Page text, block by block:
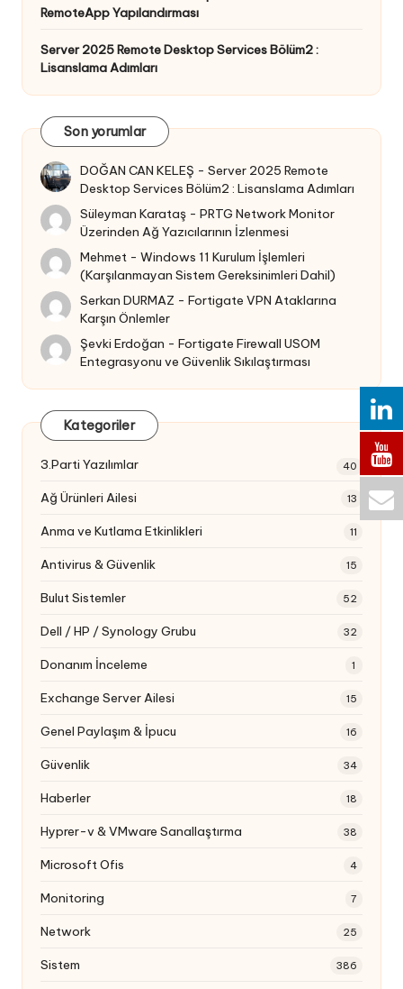
RemoteApp Yapılandırması
Server 2025 Remote Desktop Services Bölüm2 :
Lisanslama Adımları
Son yorumlar
DOĞAN CAN KELEŞ -Server 2025 Remote
Desktop Services Bölüm2 : Lisanslama Adımları
Süleyman Karataş -PRTG Network Monitor
Üzerinden Ağ Yazıcılarının İzlenmesi
Mehmet -Windows 11 Kurulum İşlemleri
(Karşılanmayan Sistem Gereksinimleri Dahil)
Serkan DURMAZ -Fortigate VPN Ataklarına
Karşın Önlemler
Şevki Erdoğan -Fortigate Firewall USOM
Entegrasyonu ve Güvenlik Sıkılaştırması
Kategoriler
3.Parti Yazılımlar 40
Ağ Ürünleri Ailesi 13
Anma ve Kutlama Etkinlikleri 11
Antivirus & Güvenlik 15
Bulut Sistemler 52
Dell / HP / Synology Grubu 32
Donanım İnceleme 1
Exchange Server Ailesi 15
Genel Paylaşım & İpucu 16
Güvenlik 34
Haberler 18
Hyprer-v & VMware Sanallaştırma 38
Microsoft Ofis 4
Monitoring 7
Network 25
Sistem 386